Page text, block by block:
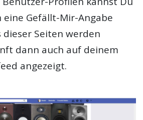
eine Gefällt-Mir-Angabe
dieser Seiten werden
dann auch auf deinem
angezeigt.